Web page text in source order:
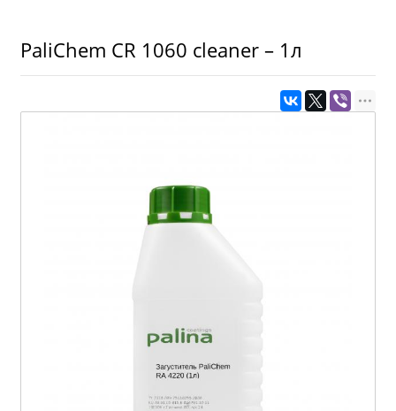
PaliChem CR 1060 cleaner – 1л